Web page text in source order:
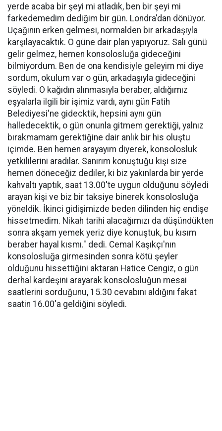
yerde acaba bir şeyi mi atladık, ben bir şeyi mi
farkedemedim dediğim bir gün. Londra'dan dönüyor.
Uçağının erken gelmesi, normalden bir arkadaşıyla
karşılayacaktık. O güne dair plan yapıyoruz. Salı günü
gelir gelmez, hemen konsolosluğa gideceğini
bilmiyordum. Ben de ona kendisiyle geleyim mi diye
sordum, okulum var o gün, arkadaşıyla gideceğini
söyledi. O kağıdın alınmasıyla beraber, aldığımız
eşyalarla ilgili bir işimiz vardı, aynı gün Fatih
Belediyesi'ne gidecktik, hepsini aynı gün
halledecektik, o gün onunla gitmem gerektiği, yalnız
bırakmamam gerektiğine dair anlık bir his oluştu
içimde. Ben hemen arayayım diyerek, konsolosluk
yetkililerini aradılar. Sanırım konuştuğu kişi size
hemen döneceğiz dediler, ki biz yakınlarda bir yerde
kahvaltı yaptık, saat 13.00'te uygun olduğunu söyledi
arayan kişi ve biz bir taksiye binerek konsolosluğa
yöneldik. İkinci gidişimizde beden dilinden hiç endişe
hissetmedim. Nikah tarihi alacağımızı da düşündükten
sonra akşam yemek yeriz diye konuştuk, bu kısım
beraber hayal kısmı." dedi. Cemal Kaşıkçı'nın
konsolosluğa girmesinden sonra kötü şeyler
olduğunu hissettiğini aktaran Hatice Cengiz, o gün
derhal kardeşini arayarak konsolosluğun mesai
saatlerini sorduğunu, 15.30 cevabını aldığını fakat
saatin 16.00'a geldiğini söyledi.